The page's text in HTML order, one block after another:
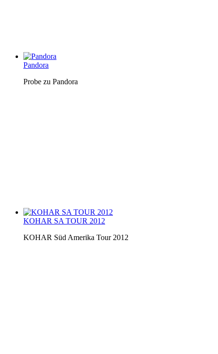
Pandora
Probe zu Pandora
KOHAR SA TOUR 2012
KOHAR Süd Amerika Tour 2012